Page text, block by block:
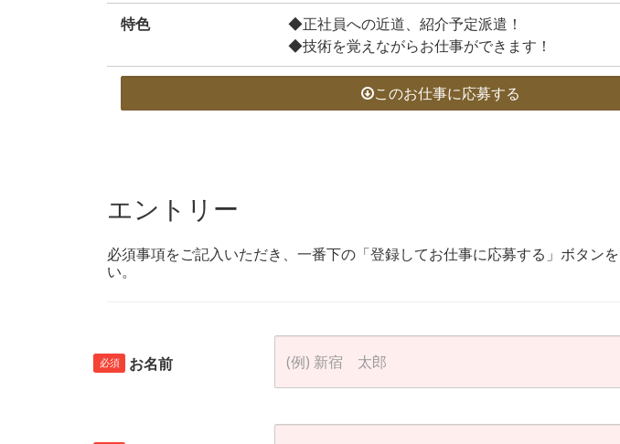
特色
◆正社員への近道、紹介予定派遣！
◆技術を覚えながらお仕事ができます！
このお仕事に応募する
エントリー
必須事項をご記入いただき、一番下の「登録してお仕事に応募する」ボタン
い。
必須 お名前